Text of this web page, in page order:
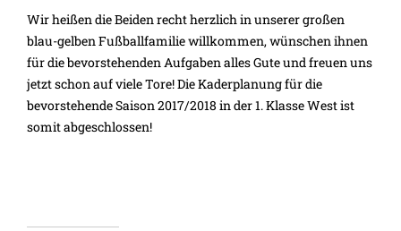
Wir heißen die Beiden recht herzlich in unserer großen
blau-gelben Fußballfamilie willkommen, wünschen ihnen
für die bevorstehenden Aufgaben alles Gute und freuen uns
jetzt schon auf viele Tore! Die Kaderplanung für die
bevorstehende Saison 2017/2018 in der 1. Klasse West ist
somit abgeschlossen!